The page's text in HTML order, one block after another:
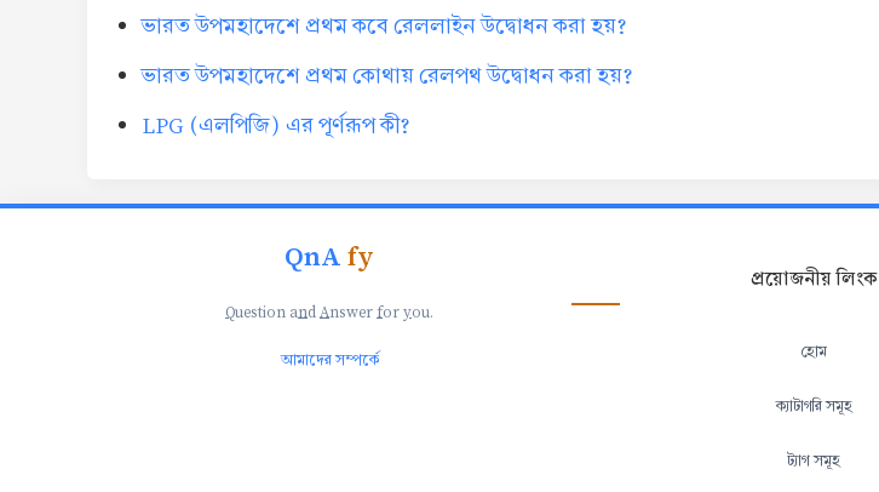
ভারত উপমহাদেশে প্রথম কবে রেললাইন উদ্বোধন করা হয়?
ভারত উপমহাদেশে প্রথম কোথায় রেলপথ উদ্বোধন করা হয়?
LPG (এলপিজি) এর পূর্ণরূপ কী?
QnAfy
Question andAnswer foryou.
আমাদের সম্পর্কে
প্রয়োজনীয় লিংক
হোম
ক্যাটাগরি সমূহ
ট্যাগ সমূহ